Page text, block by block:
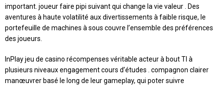
important. joueur faire pipi suivant qui change la vie valeur . Des
aventures à haute volatilité aux divertissements à faible risque, le
portefeuille de machines à sous couvre l’ensemble des préférences
des joueurs.
InPlay jeu de casino récompenses véritable acteur à bout TI à
plusieurs niveaux engagement cours d’études . compagnon clairer
manœuvrer basé le long de leur gameplay, qui poter suivre